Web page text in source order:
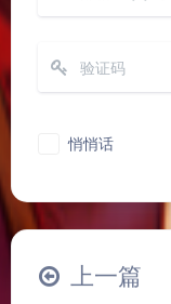
悄悄话
|´・ω・)ノ
∠( ᐛ 」∠)＿
上一篇